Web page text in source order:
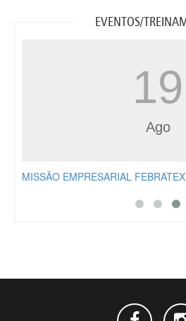
EVENTOS/
19
Ago
MISSÃO EMPRESARIAL